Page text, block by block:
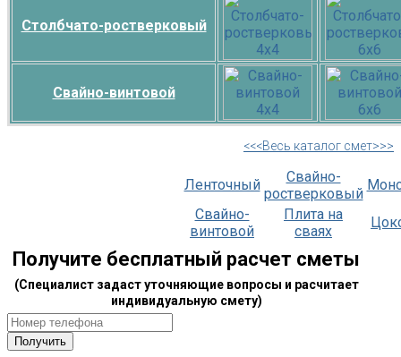
Столбчато-ростверковый
Свайно-винтовой
<<<Весь каталог смет>>>
Ленточный
Свайно-
ростверковый
Свайно-
винтовой
Плита на
сваях
Получите бесплатный расчет сметы
(Специалист задаст уточняющие вопросы и расчитает
индивидуальную смету)